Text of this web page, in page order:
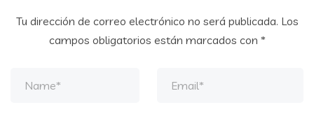
Tu dirección de correo electrónico no será publicada. Los
campos obligatorios están marcados con *